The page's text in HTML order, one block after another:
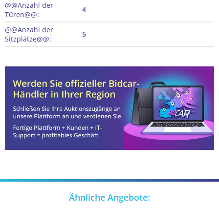
@@Anzahl der
Türen@@:
4
@@Anzahl der
Sitzplätze@@:
5
Ähnliche Angebote: